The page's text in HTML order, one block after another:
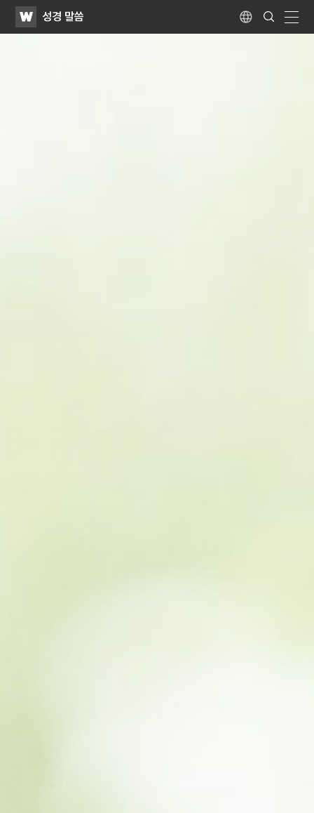
WATV성경 말씀 Language
Search
Submit